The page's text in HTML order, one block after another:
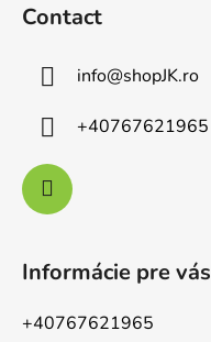
Contact
info@shopJK.ro
+40767621965
Informácie pre vás
+40767621965